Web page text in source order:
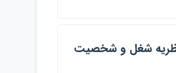
شغل و شخصيت